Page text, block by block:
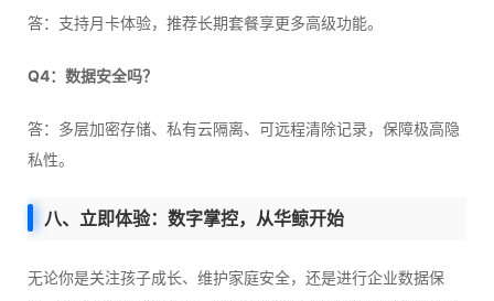
答：支持月卡体验，推荐长期套餐享更多高级功能。
Q4：数据安全吗？
答：多层加密存储、私有云隔离、可远程清除记录，保障极高隐
私性。
八、立即体验：数字掌控，从华鲸开始
无论你是关注孩子成长、维护家庭安全，还是进行企业数据保